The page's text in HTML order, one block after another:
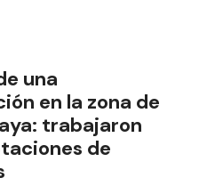
una
en la zona de
trabajaron
de